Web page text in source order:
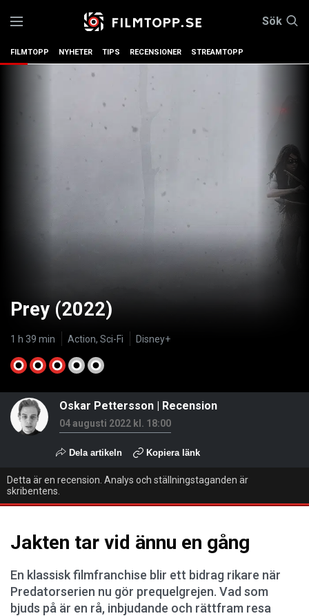
Sök
FILMTOPP NYHETER TIPS RECENSIONER STREAMTOPP
Prey (2022)
1 h 39 min Action, Sci-Fi Disney+
Oskar Pettersson | Recension
04 augusti 2022 kl. 18:00
Dela artikeln Kopiera länk
Detta är en recension. Analys och ställningstaganden är
skribentens.
Jakten tar vid ännu en gång
En klassisk filmfranchise blir ett bidrag rikare när
Predatorserien nu gör prequelgrejen. Vad som
bjuds på är en rå, inbjudande och rättfram resa